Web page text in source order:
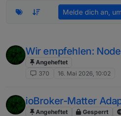
Melde dich an,
Wir empfehlen:
Angeheftet
370
16. Mai 2026, 10:02
ioBroker-Matter
Angeheftet Gesperrt